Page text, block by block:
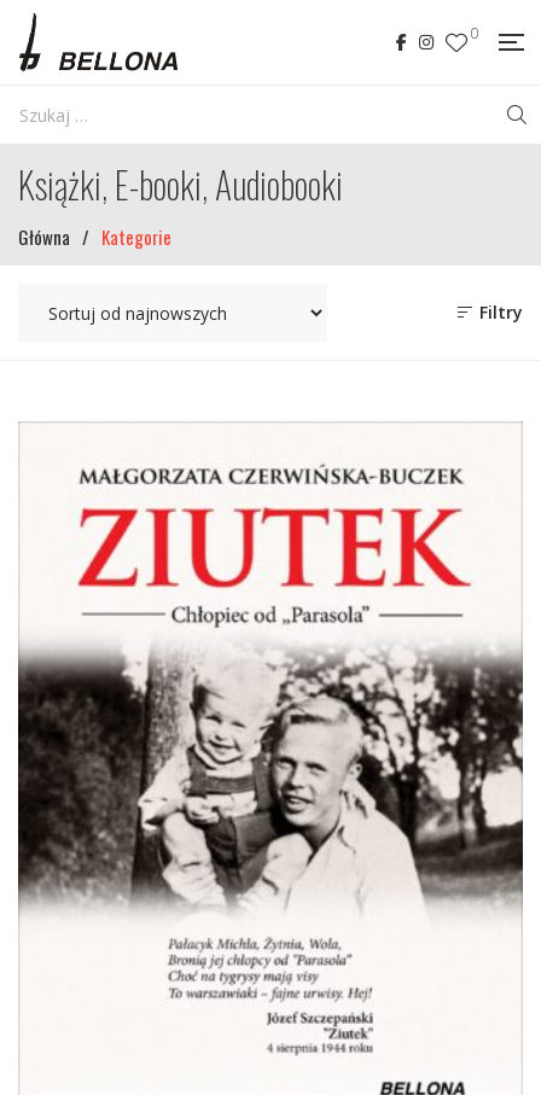
0
Książki, E-booki, Audiobooki
Główna / Kategorie
Filtry